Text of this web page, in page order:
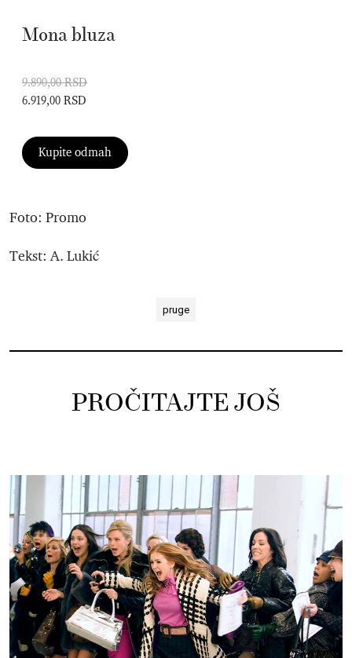
Mona bluza
9.890,00 RSD
6.919,00 RSD
Kupite odmah
Foto: Promo
Tekst: A. Lukić
pruge
PROČITAJTE JOŠ